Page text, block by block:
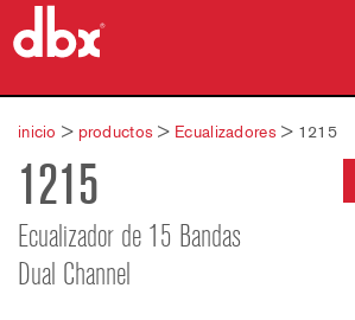
productos
Casos de estudio
dónde comprar
capacitación
inicio > productos > Ecualizadores> 1215
1215
Ecualizador de 15 Bandas
Dual Channel